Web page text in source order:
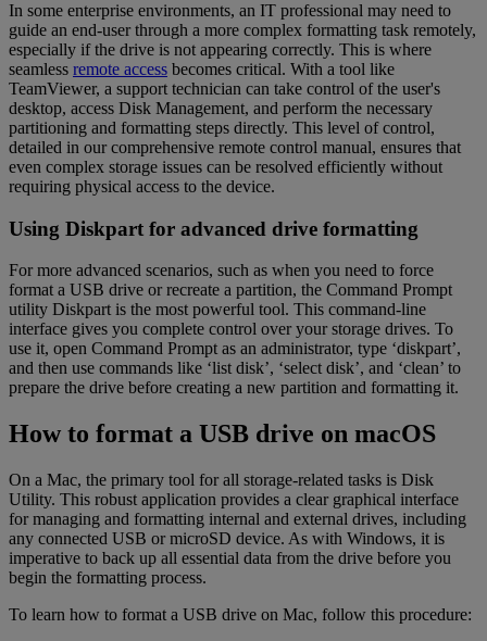
In some enterprise environments, an IT professional may need to
guide an end-user through a more complex formatting task remotely,
especially if the drive is not appearing correctly. This is where
seamless remote access becomes critical. With a tool like
TeamViewer, a support technician can take control of the user's
desktop, access Disk Management, and perform the necessary
partitioning and formatting steps directly. This level of control,
detailed in our comprehensive remote control manual, ensures that
even complex storage issues can be resolved efficiently without
requiring physical access to the device.
Using Diskpart for advanced drive formatting
For more advanced scenarios, such as when you need to force
format a USB drive or recreate a partition, the Command Prompt
utility Diskpart is the most powerful tool. This command-line
interface gives you complete control over your storage drives. To
use it, open Command Prompt as an administrator, type ‘diskpart’,
and then use commands like ‘list disk’, ‘select disk’, and ‘clean’ to
prepare the drive before creating a new partition and formatting it.
How to format a USB drive on macOS
On a Mac, the primary tool for all storage-related tasks is Disk
Utility. This robust application provides a clear graphical interface
for managing and formatting internal and external drives, including
any connected USB or microSD device. As with Windows, it is
imperative to back up all essential data from the drive before you
begin the formatting process.
To learn how to format a USB drive on Mac, follow this procedure: